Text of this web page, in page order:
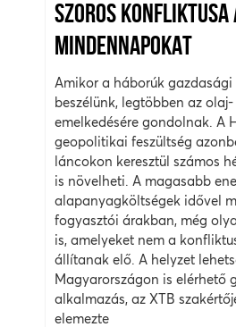
SZOROS KONFLIKTUSA
MINDENNAPOKAT
Amikor a háborúk gazdasági
beszélünk, legtöbben az
emelkedésére gondolnak. A
geopolitikai feszültség
láncokon keresztül számos
is növelheti. A magasabb
alapanyagköltségek idővel
fogyasztói árakban, még
is, amelyeket nem a
állítanak elő. A helyzet
Magyarországon is elérhető
alkalmazás, az XTB
elemezte